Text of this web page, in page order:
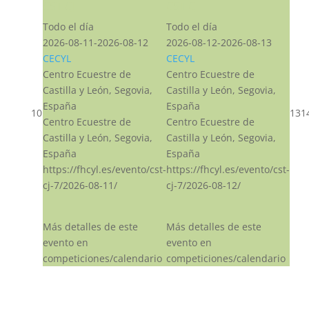
10
Todo el día
2026-08-11-2026-08-12
CECYL
Centro Ecuestre de
Castilla y León, Segovia,
España
Centro Ecuestre de
Castilla y León, Segovia,
España
https://fhcyl.es/evento/cst-
cj-7/2026-08-11/
Más detalles de este
evento en
competiciones/calendario
Todo el día
2026-08-12-2026-08-13
CECYL
Centro Ecuestre de
Castilla y León, Segovia,
España
Centro Ecuestre de
Castilla y León, Segovia,
España
https://fhcyl.es/evento/cst-
cj-7/2026-08-12/
Más detalles de este
evento en
competiciones/calendario
13